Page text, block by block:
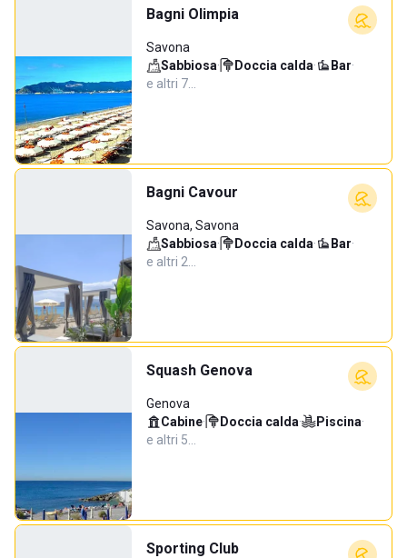
Bagni Olimpia
Savona
Sabbiosa· Doccia calda· Bar·
e altri 7…
Bagni Cavour
Savona, Savona
Sabbiosa· Doccia calda· Bar·
e altri 2…
Squash Genova
Genova
Cabine· Doccia calda· Piscina·
e altri 5…
Sporting Club